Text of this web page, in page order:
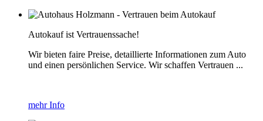
Autokauf ist Vertrauenssache!
Wir bieten faire Preise, detaillierte Informationen zum Auto
und einen persönlichen Service. Wir schaffen Vertrauen ...
mehr Info